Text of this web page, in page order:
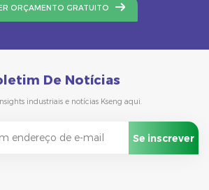
ORÇAMENTO GRATUITO
De Notícias
industriais e notícias Kseng aqui.